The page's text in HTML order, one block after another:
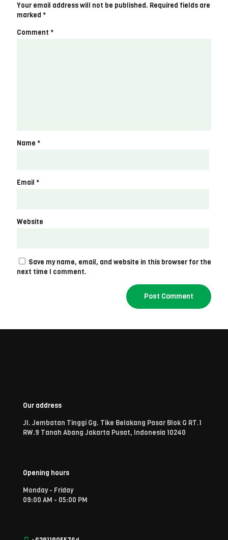
Your email address will not be published. Required fields are
marked *
Comment *
Name *
Email *
Website
Save my name, email, and website in this browser for the
next time I comment.
Our address
Jl. Jembatan Tinggi Gg. Tike Belakang Pasar Blok G RT.1
RW.9 Tanah Abang Jakarta Pusat, Indonesia 10240
Opening hours
Monday - Friday
09:00 AM - 05:00 PM